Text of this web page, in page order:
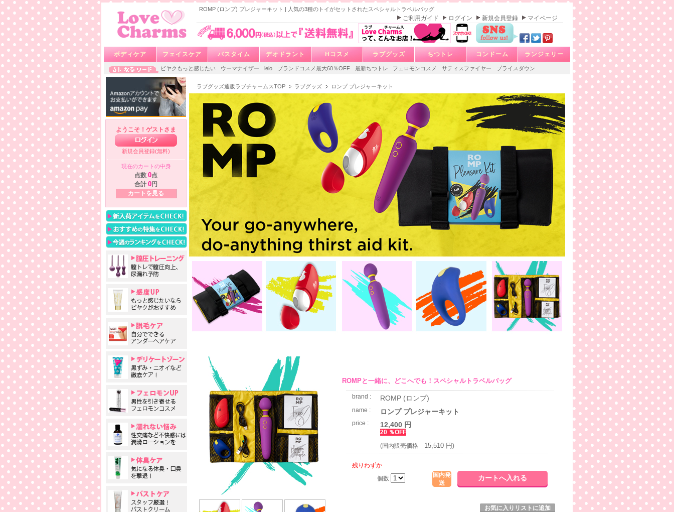
ROMP (ロンプ) プレジャーキット | 人気の3種のトイがセットされたスペシャルトラベルバッグ
ご利用ガイド ログイン 新規会員登録 マイページ
ボディケア フェイスケア バスタイム デオドラント Hコスメ ラブグッズ ちつトレ コンドーム ランジェリー
ビヤクもっと感じたい ウーマナイザー lelo ブランドコスメ最大60％OFF 最新ちつトレ フェロモンコスメ サティスファイヤー プライスダウン
ようこそ！ゲストさま
新規会員登録(無料)
現在のカートの中身
点数 0点
合計 0円
カートを見る
ラブグッズ通販ラブチャームスTOP ラブグッズ ロンプ プレジャーキット
ROMPと一緒に、どこへでも！スペシャルトラベルバッグ
brand : ROMP (ロンプ)
name : ロンプ プレジャーキット
price : 12,400 円
20 ％OFF
(国内販売価格15,510 円)
残りわずか
個数
国内発
送
お気に入りリストに追加